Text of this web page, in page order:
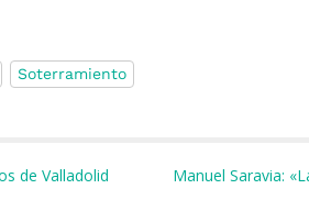
Soterramiento
de Valladolid
Manuel Saravia: